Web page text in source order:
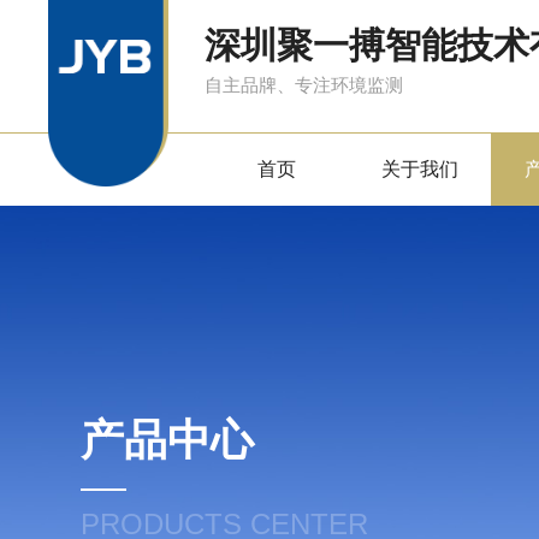
深圳聚一搏智能技
自主品牌、专注环境监测
首页 关于我们
产品中心
PRODUCTS CENTER